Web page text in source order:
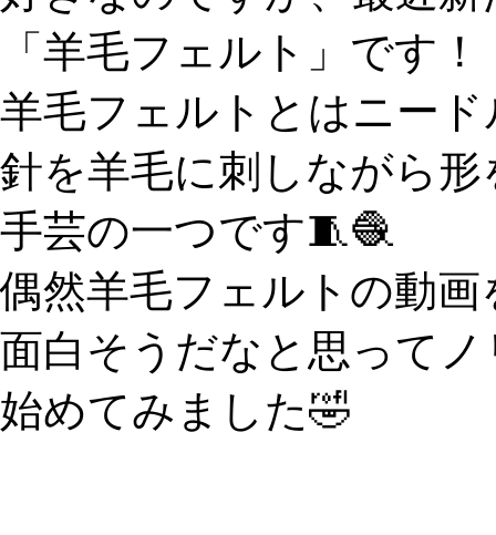
「羊毛フェルト」です！
羊毛フェルトとはニー
針を羊毛に刺しながら
手芸の一つです🧵🧶
偶然羊毛フェルトの動画
面白そうだなと思ってノ
始めてみました🤣